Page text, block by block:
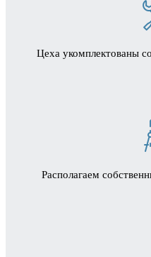
Цеха укомплектованы
Располагаем